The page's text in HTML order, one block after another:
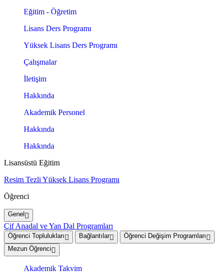
Eğitim - Öğretim
Lisans Ders Programı
Yüksek Lisans Ders Programı
Çalışmalar
İletişim
Hakkında
Akademik Personel
Hakkında
Hakkında
Lisansüstü Eğitim
Resim Tezli Yüksek Lisans Programı
Öğrenci
Genel
Çif Anadal ve Yan Dal Programları
Öğrenci Toplulukları Bağlantılar
Öğrenci Değişim Programları
Mezun Öğrenci
Akademik Takvim